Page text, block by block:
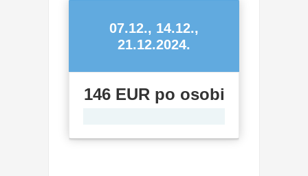
07.12., 14.12.,
21.12.2024.
146 EUR po osobi